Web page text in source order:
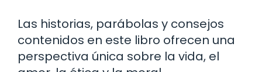
Las historias, parábolas y consejos
contenidos en este libro ofrecen una
perspectiva única sobre la vida, el